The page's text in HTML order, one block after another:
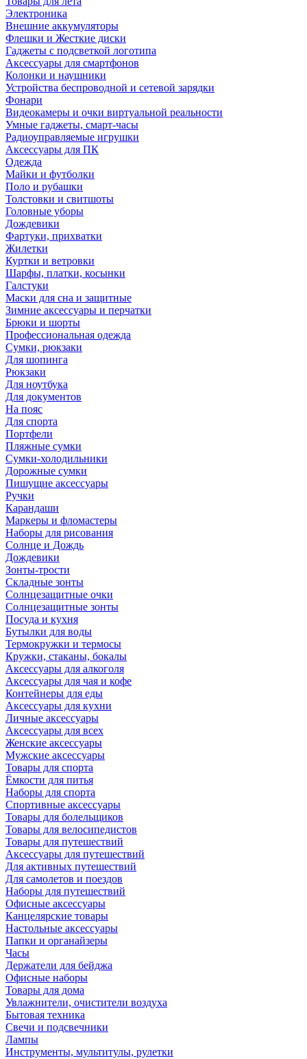
Электроника
Внешние аккумуляторы
Флешки и Жесткие диски
Гаджеты с подсветкой логотипа
Аксессуары для смартфонов
Колонки и наушники
Устройства беспроводной и сетевой зарядки
Фонари
Видеокамеры и очки виртуальной реальности
Умные гаджеты, смарт-часы
Радиоуправляемые игрушки
Аксессуары для ПК
Одежда
Майки и футболки
Поло и рубашки
Толстовки и свитшоты
Головные уборы
Дождевики
Фартуки, прихватки
Жилетки
Куртки и ветровки
Шарфы, платки, косынки
Галстуки
Маски для сна и защитные
Зимние аксессуары и перчатки
Брюки и шорты
Профессиональная одежда
Сумки, рюкзаки
Для шопинга
Рюкзаки
Для ноутбука
Для документов
На пояс
Для спорта
Портфели
Пляжные сумки
Сумки-холодильники
Дорожные сумки
Пишущие аксессуары
Ручки
Карандаши
Маркеры и фломастеры
Наборы для рисования
Солнце и Дождь
Дождевики
Зонты-трости
Складные зонты
Солнцезащитные очки
Солнцезащитные зонты
Посуда и кухня
Бутылки для воды
Термокружки и термосы
Кружки, стаканы, бокалы
Аксессуары для алкоголя
Аксессуары для чая и кофе
Контейнеры для еды
Аксессуары для кухни
Личные аксессуары
Аксессуары для всех
Женские аксессуары
Мужские аксессуары
Товары для спорта
Ёмкости для питья
Наборы для спорта
Спортивные аксессуары
Товары для болельщиков
Товары для велосипедистов
Товары для путешествий
Аксессуары для путешествий
Для активных путешествий
Для самолетов и поездов
Наборы для путешествий
Офисные аксессуары
Канцелярские товары
Настольные аксессуары
Папки и органайзеры
Часы
Держатели для бейджа
Офисные наборы
Товары для дома
Увлажнители, очистители воздуха
Бытовая техника
Свечи и подсвечники
Лампы
Инструменты, мультитулы, рулетки